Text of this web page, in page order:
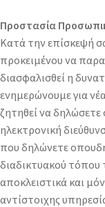
Προστασία
Κατά την επίσκεψή
προκειμένου να
διασφαλισθεί η
ενημερώνουμε για
ζητηθεί να
ηλεκτρονική
που δηλώνετε
διαδικτυακού τόπου
αποκλειστικά και
αντίστοιχης